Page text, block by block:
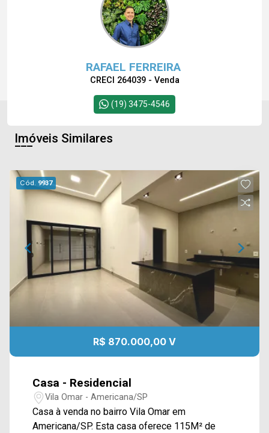
RAFAEL FERREIRA
CRECI 264039 - Venda
(19) 3475-4546
Imóveis Similares
Cód. 9937
R$ 870.000,00 V
Casa - Residencial
Vila Omar - Americana/SP
Casa à venda no bairro Vila Omar em
Americana/SP. Esta casa oferece 115M² de